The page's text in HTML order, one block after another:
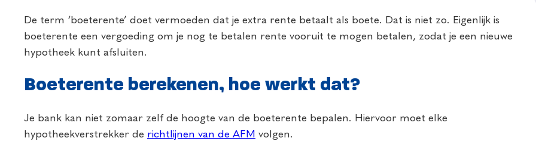
De term ‘boeterente’ doet vermoeden dat je extra rente betaalt als boete. Dat is niet zo. Eigenlijk is
boeterente een vergoeding om je nog te betalen rente vooruit te mogen betalen, zodat je een nieuwe
hypotheek kunt afsluiten.
Boeterente berekenen, hoe werkt dat?
Je bank kan niet zomaar zelf de hoogte van de boeterente bepalen. Hiervoor moet elke
hypotheekverstrekker de richtlijnen van de AFM volgen.